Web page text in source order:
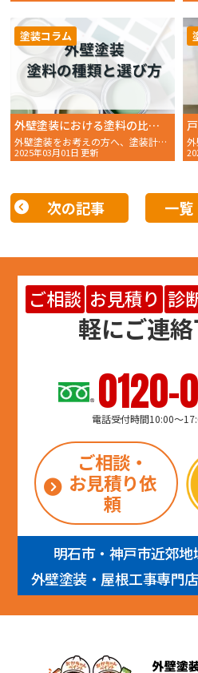
外壁塗装における塗料の比較！塗料の種類と選び方・費用相場を解説
外壁塗装をお考えの方へ、塗装計画は順調に進んでいますか？家
2025年03月01日 更新
塗装コラム
次の記事 一覧
ご相談 お見積り 診
軽にご連
0120-
電話受付時間10:00～
ご相談・
お見積り依
頼
明石市・神戸市近郊
外壁塗装・屋根工事専門